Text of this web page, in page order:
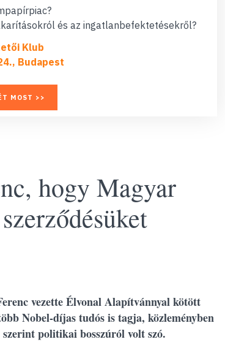
és az ingatlanbefektetésekről?
Klub
Budapest
MOST >>
hogy Magyar
vezette Élvonal Alapítvánnyal kötött
Nobel-díjas tudós is tagja, közleményben
politikai bosszúról volt szó.